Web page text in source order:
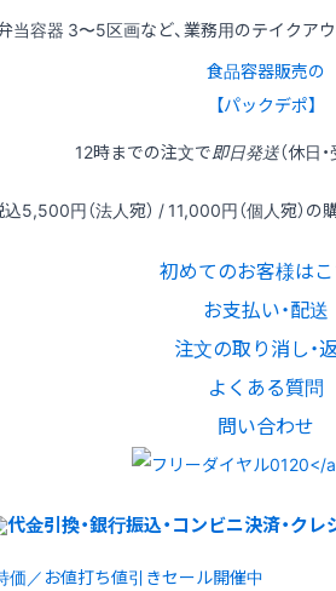
当容器 3〜5区画など、業務用のテイクア
食品容器販売の
【パックデポ】
12時までの注文で即日発送（休日
込5,500円（法人宛） / 11,000円（個人宛）の
初めてのお客様は
お支払い・配送
注文の取り消し・
よくある質問
問い合わせ
価／お値打ち値引きセール開催中